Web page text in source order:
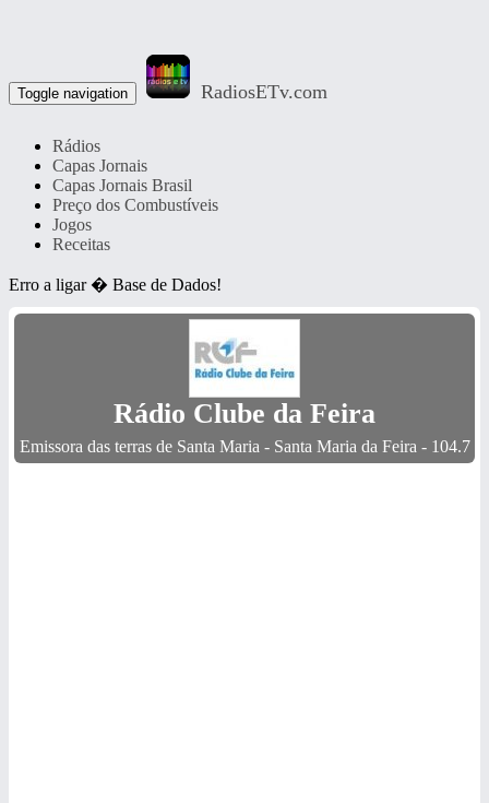
Toggle navigation RadiosETv.com
Rádios
Capas Jornais
Capas Jornais Brasil
Preço dos Combustíveis
Jogos
Receitas
Erro a ligar � Base de Dados!
Rádio Clube da Feira
Emissora das terras de Santa Maria - Santa Maria da Feira - 104.7